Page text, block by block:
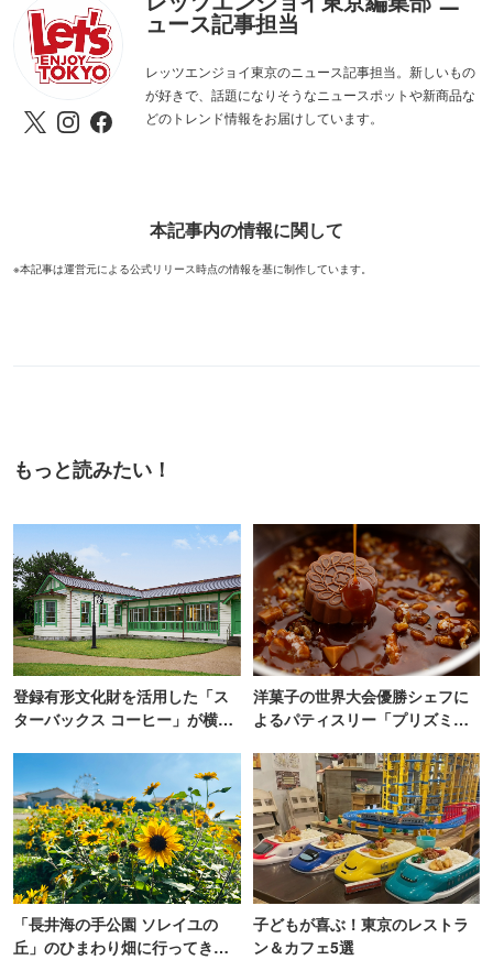
ュース記事担当
レッツエンジョイ東京のニュース記事担当。新しいもの
が好きで、話題になりそうなニュースポットや新商品な
どのトレンド情報をお届けしています。
本記事内の情報に関して
※本記事は運営元による公式リリース時点の情報を基に制作しています。
もっと読みたい！
登録有形文化財を活用した「ス
ターバックス コーヒー」が横
洋菓子の世界大会優勝シェフに
よるパティスリー「プリズミッ
「長井海の手公園 ソレイユの
丘」のひまわり畑に行ってき
子どもが喜ぶ！東京のレストラ
ン＆カフェ5選